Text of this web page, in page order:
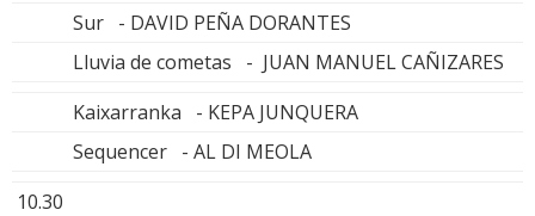
Sur - DAVID PEÑA DORANTES
Lluvia de cometas - JUAN MANUEL CAÑIZARES
Kaixarranka - KEPA JUNQUERA
Sequencer - AL DI MEOLA
10.30